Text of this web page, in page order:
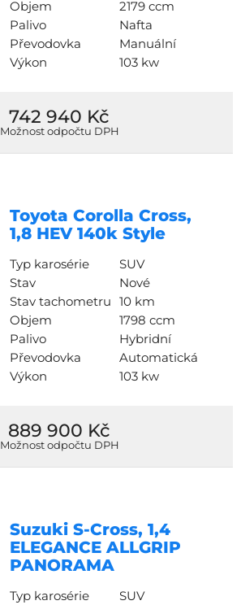
Objem
2179 ccm
Palivo
Nafta
Převodovka
Manuální
Výkon
103 kw
742 940 Kč
Možnost odpočtu DPH
Toyota Corolla Cross,
1,8 HEV 140k Style
Typ karosérie
SUV
Stav
Nové
Stav tachometru 10 km
Objem
1798 ccm
Palivo
Hybridní
Převodovka
Automatická
Výkon
103 kw
889 900 Kč
Možnost odpočtu DPH
Suzuki S-Cross, 1,4
ELEGANCE ALLGRIP
PANORAMA
Typ karosérie
SUV